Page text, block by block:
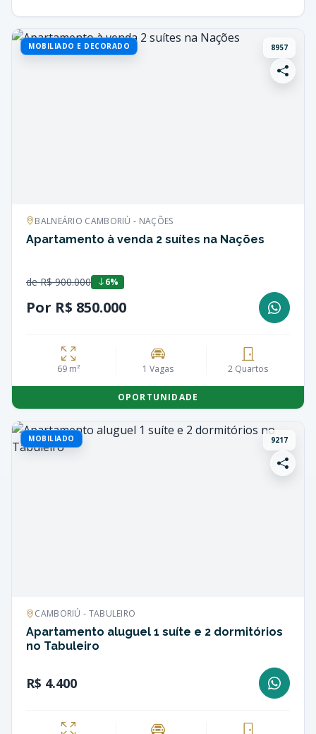
MOBILIADO E DECORADO 8957
BALNEÁRIO CAMBORIÚ - NAÇÕES
Apartamento à venda 2 suítes na Nações
de R$ 900.000 6%
Por R$ 850.000
69 m² 1 Vagas 2 Quartos
OPORTUNIDADE
MOBILIADO 9217
CAMBORIÚ - TABULEIRO
Apartamento aluguel 1 suíte e 2 dormitórios
no Tabuleiro
R$ 4.400